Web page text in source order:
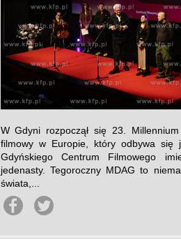
W Gdyni rozpoczął się 23.
filmowy w Europie, który odbywa się
Gdyńskiego Centrum Filmowego
jedenasty. Tegoroczny MDAG to
świata,...